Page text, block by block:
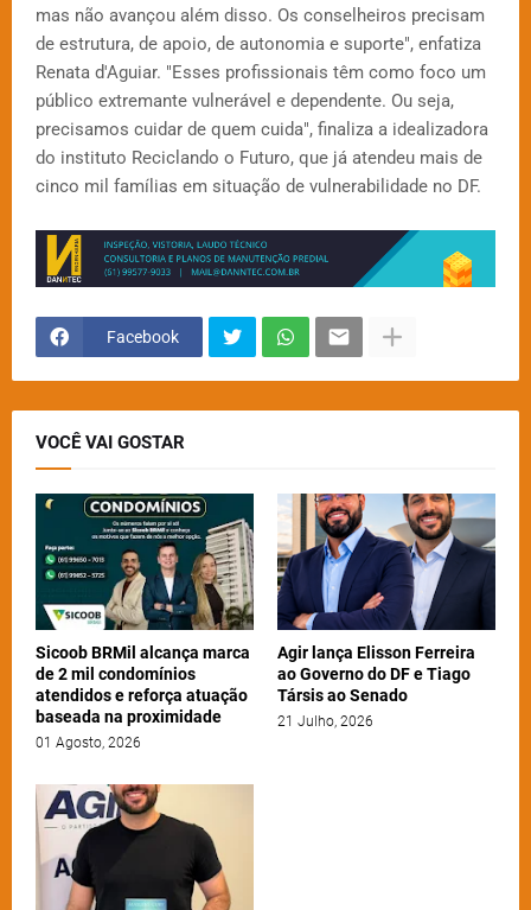
mas não avançou além disso. Os conselheiros precisam
de estrutura, de apoio, de autonomia e suporte", enfatiza
Renata d'Aguiar. "Esses profissionais têm como foco um
público extremante vulnerável e dependente. Ou seja,
precisamos cuidar de quem cuida", finaliza a idealizadora
do instituto Reciclando o Futuro, que já atendeu mais de
cinco mil famílias em situação de vulnerabilidade no DF.
Facebook
VOCÊ VAI GOSTAR
Sicoob BRMil alcança marca
de 2 mil condomínios
atendidos e reforça atuação
baseada na proximidade
01 Agosto, 2026
Agir lança Elisson Ferreira
ao Governo do DF e Tiago
Társis ao Senado
21 Julho, 2026